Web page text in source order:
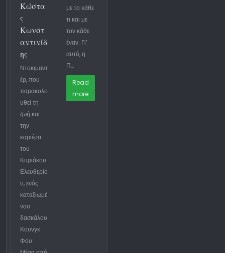
Κώστα
ς
Κωνστ
αντινίδ
ης
Ντοκιμαντ
έρ, που
παρακολο
υθεί τη
ζωή και
την
καριέρα
του
Κυριάκου
Ελευθερίο
υ, ενός
καταξιωμέ
νου
δασκάλου
Κουνγκ
Φου.
με το κάθε
τι και με
τον κάθε
έναν. Γι’
αυτό, η
Π…
Read
more